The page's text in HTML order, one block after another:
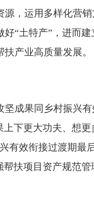
，运用多样化营
“土特产”，进而建
产业高质量发展。
坚成果同乡村振兴
下更大功夫、想
有效衔接过渡期最
扶项目资产规范